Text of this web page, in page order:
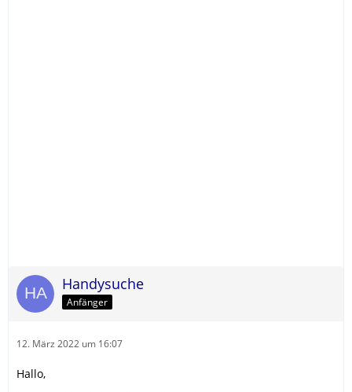
Handysuche
Anfänger
12. März 2022 um 16:07
Hallo,